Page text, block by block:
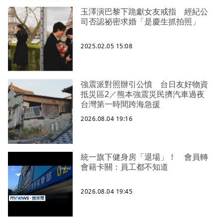
玉澤演巴黎下跪獻女友戒指 經紀公
司否認祕密求婚「是慶生抓拍照」
2025.02.05 15:08
強震派對照辦引公憤 台日友好物資
抵災區2／熊本強震災民擠汽車過夜
台灣第一時間跨海急援
2026.08.04 19:16
統一旗下健身房「退場」！ 會員轉
會籍卡關：員工都不知道
2026.08.04 19:45